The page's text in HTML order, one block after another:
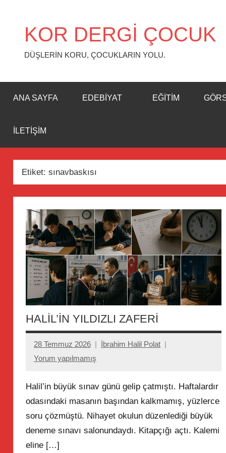
KOR DERGİ ÇOCUK
DÜŞLERİN KORU, ÇOCUKLARIN YOLU.
ANA SAYFA EDEBIYAT EĞITIM
İLETIŞIM
Etiket: sınavbaskısı
HALİL’İN YILDIZLI ZAFERİ
28 Temmuz 2026
İbrahim Halil Polat
Yorum yapılmamış
Halil’in büyük sınav günü gelip çatmıştı. Haftalardır
odasındaki masanın başından kalkmamış, yüzlerce
soru çözmüştü. Nihayet okulun düzenlediği büyük
deneme sınavı salonundaydı. Kitapçığı açtı. Kalemi
eline […]